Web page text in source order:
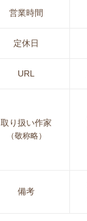
営業時間
定休日
URL
取り扱い作家
（敬称略）
備考